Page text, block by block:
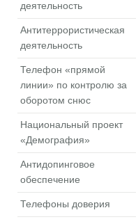
деятельность
Антитеррористическая
деятельность
Телефон «прямой
линии» по контролю за
оборотом снюс
Национальный проект
«Демография»
Антидопинговое
обеспечение
Телефоны доверия